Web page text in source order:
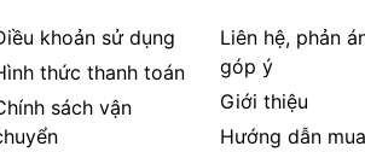
khoản sử dụng
thức thanh toán
sách vận
Liên hệ, phản
góp ý
Giới thiệu
Hướng dẫn